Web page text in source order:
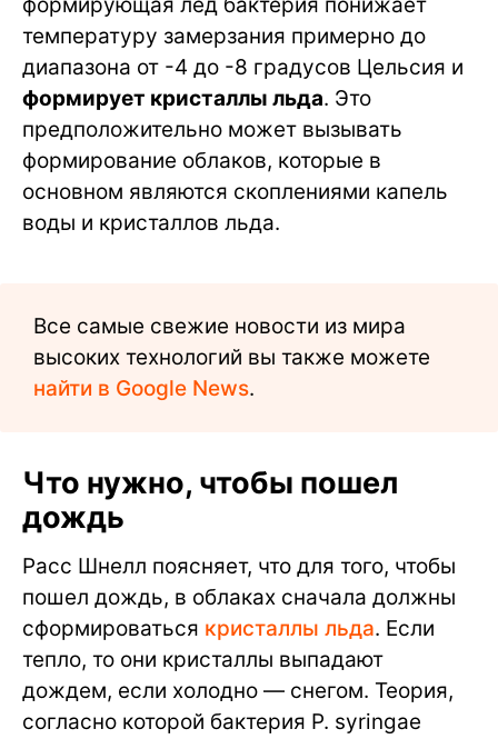
формирующая лед бактерия понижает
температуру замерзания примерно до
диапазона от -4 до -8 градусов Цельсия и
формирует кристаллы льда. Это
предположительно может вызывать
формирование облаков, которые в
основном являются скоплениями капель
воды и кристаллов льда.
Все самые свежие новости из мира
высоких технологий вы также можете
найти в Google News.
Что нужно, чтобы пошел
дождь
Расс Шнелл поясняет, что для того, чтобы
пошел дождь, в облаках сначала должны
сформироваться кристаллы льда. Если
тепло, то они кристаллы выпадают
дождем, если холодно — снегом. Теория,
согласно которой бактерия P. syringae